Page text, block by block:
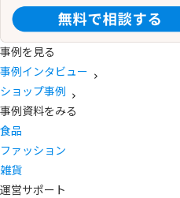
事例を見る
事例インタビュー
ショップ事例
事例資料をみる
食品
ファッション
雑貨
運営サポート